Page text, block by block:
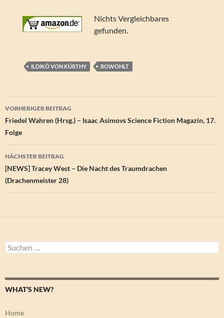
Nichts Vergleichbares
gefunden.
ILDIKÓ VON KÜRTHY ROWOHLT
Beitragsnavigation
VORHERIGER BEITRAG
Friedel Wahren (Hrsg.) – Isaac Asimovs Science Fiction Magazin, 17.
Folge
NÄCHSTER BEITRAG
[NEWS] Tracey West – Die Nacht des Traumdrachen
(Drachenmeister 28)
Suchen
nach:
WHAT’S NEW?
Home